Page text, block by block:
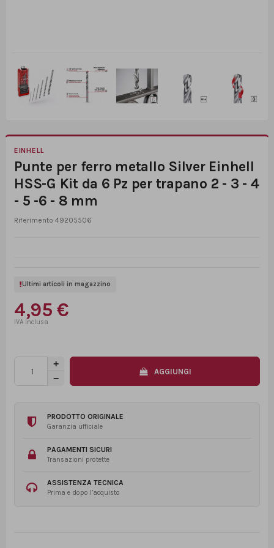
EINHELL
Punte per ferro metallo Silver Einhell
HSS-G Kit da 6 Pz per trapano 2 - 3 - 4
- 5 -6 - 8 mm
Riferimento 49205506
Ultimi articoli in magazzino
4,95 €
AGGIUNGI
PRODOTTO ORIGINALE
Garanzia ufficiale
PAGAMENTI SICURI
Transazioni protette
ASSISTENZA TECNICA
Prima e dopo l’acquisto